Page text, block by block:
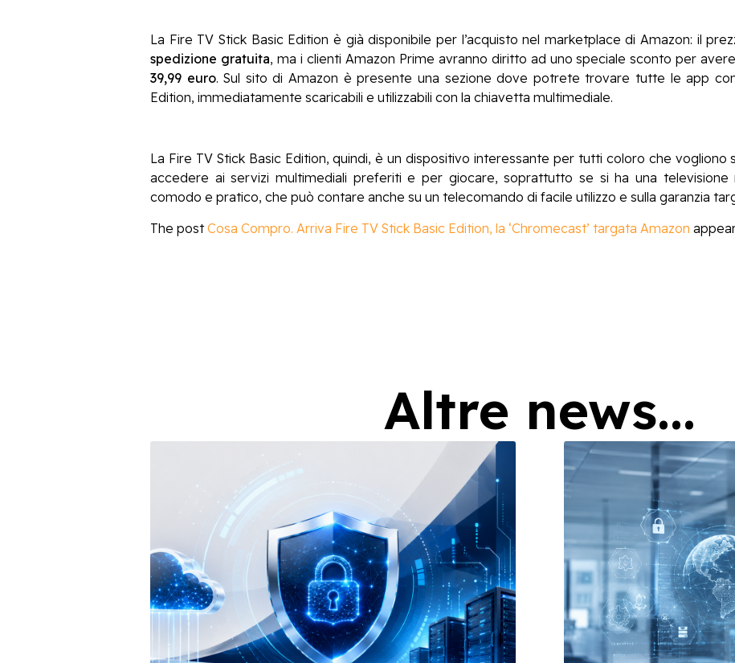
La Fire TV Stick Basic Edition è già disponibile per l’acquisto nel marketplace di Amazon: il
spedizione gratuita, ma i clienti Amazon Prime avranno diritto ad uno speciale sconto per
39,99 euro. Sul sito di Amazon è presente una sezione dove potrete trovare tutte le app
Edition, immediatamente scaricabili e utilizzabili con la chiavetta multimediale.
La Fire TV Stick Basic Edition, quindi, è un dispositivo interessante per tutti coloro che
accedere ai servizi multimediali preferiti e per giocare, soprattutto se si ha una
comodo e pratico, che può contare anche su un telecomando di facile utilizzo e sulla garanzia
The postCosa Compro. Arriva Fire TV Stick Basic Edition, la ‘Chromecast’ targata Amazon
Altre news...